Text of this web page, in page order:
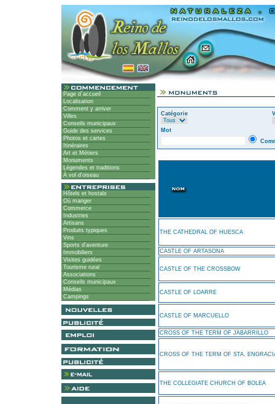
Page d´accueil
Localisation
Comment y arriver
Villes
Conseils municipaux
Guide des services
Photos et cartes
Itinéraires
Art et Métiers
Monuments
Légendes et traditions
À vol d'oiseau
Hôtels et hostals
Où manger
Commerce
Industries
Artisans
Produits typiques
Vins
Sports d'aventure
Immobiliers
Visites guidées
Tourisme rural
Associations
Conseils municipaux
Médias
Campings
Catégorie
Mot
THE CATHEDRAL OF HUESCA
CASTLE OF ARTASONA
CASTLE OF THE CROSSBOW
CASTLE OF LOARRE
CASTLE OF MARCUELLO
CROSS OF THE TERM OF JABARRILLO
CROSS OF THE TERM OF STA.
THE COLLEGIATE CHURCH OF BOLEA